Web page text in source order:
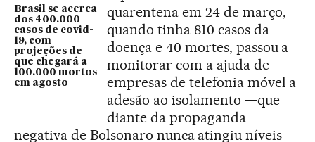
Brasil se acerca
dos 400.000
casos de covid-
19, com
projeções de
que chegará a
100.000 mortos
em agosto
quarentena em 24 de março,
quando tinha 810 casos da
doença e 40 mortes, passou a
monitorar com a ajuda de
empresas de telefonia móvel a
adesão ao isolamento —que
diante da propaganda
negativa de Bolsonaro nunca atingiu níveis